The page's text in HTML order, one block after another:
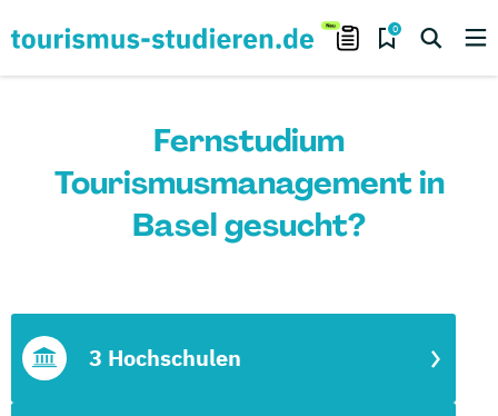
0
Fernstudium
Tourismusmanagement in
Basel gesucht?
3 Hochschulen